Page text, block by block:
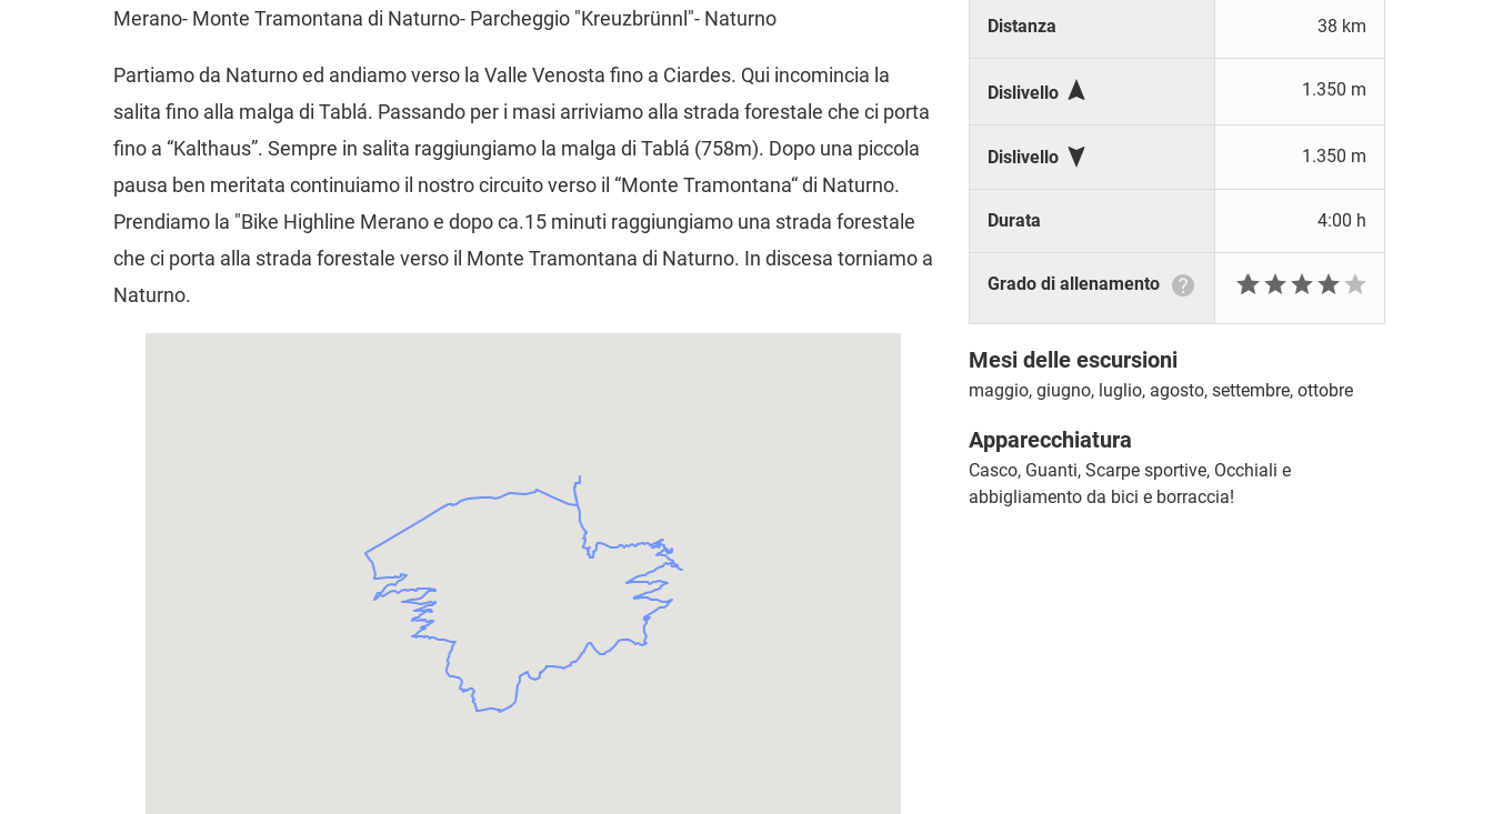
Distanza 38 km
Dislivello  1.350 m
Dislivello  1.350 m
Durata 4:00 h
Grado di allenamento  

Mesi delle escursioni
maggio, giugno, luglio, agosto, settembre, ottobre
Apparecchiatura
Casco, Guanti, Scarpe sportive, Occhiali e
abbigliamento da bici e borraccia!
Merano- Monte Tramontana di Naturno- Parcheggio "Kreuzbrünnl"- Naturno
Partiamo da Naturno ed andiamo verso la Valle Venosta fino a Ciardes. Qui incomincia la
salita fino alla malga di Tablá. Passando per i masi arriviamo alla strada forestale che ci porta
fino a “Kalthaus”. Sempre in salita raggiungiamo la malga di Tablá (758m). Dopo una piccola
pausa ben meritata continuiamo il nostro circuito verso il “Monte Tramontana“ di Naturno.
Prendiamo la "Bike Highline Merano e dopo ca.15 minuti raggiungiamo una strada forestale
che ci porta alla strada forestale verso il Monte Tramontana di Naturno. In discesa torniamo a
Naturno.